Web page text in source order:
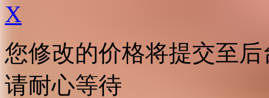
X
您修改的价格将提交至
请耐心等待